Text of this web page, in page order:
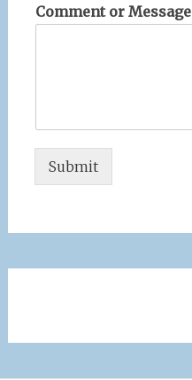
Comment or Message
Submit